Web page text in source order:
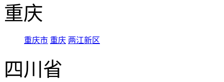
重庆
重庆市 重庆 两江新区
四川省